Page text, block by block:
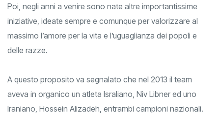
Poi, negli anni a venire sono nate altre importantissime
iniziative, ideate sempre e comunque per valorizzare al
massimo l’amore per la vita e l’uguaglianza dei popoli e
A questo proposito va segnalato che nel 2013 il team
aveva in organico un atleta Israliano, Niv Libner ed uno